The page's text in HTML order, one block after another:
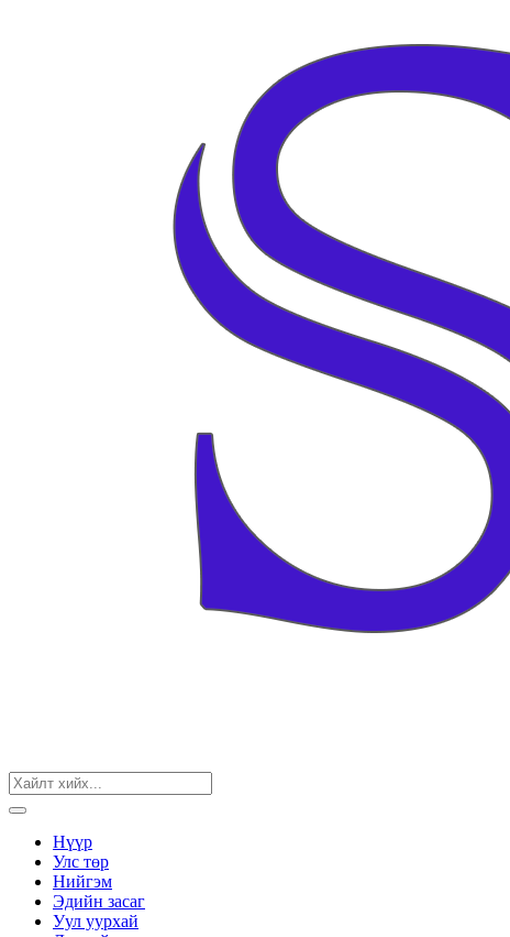
Нүүр
Улс төр
Нийгэм
Эдийн засаг
Уул уурхай